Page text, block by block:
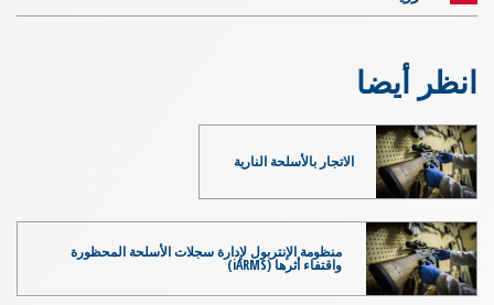
انظر أيضا
الاتجار بالأسلحة النارية
منظومة الإنتربول لإدارة سجلات الأسلحة المحظورة
واقتفاء أثرها (iARMS)